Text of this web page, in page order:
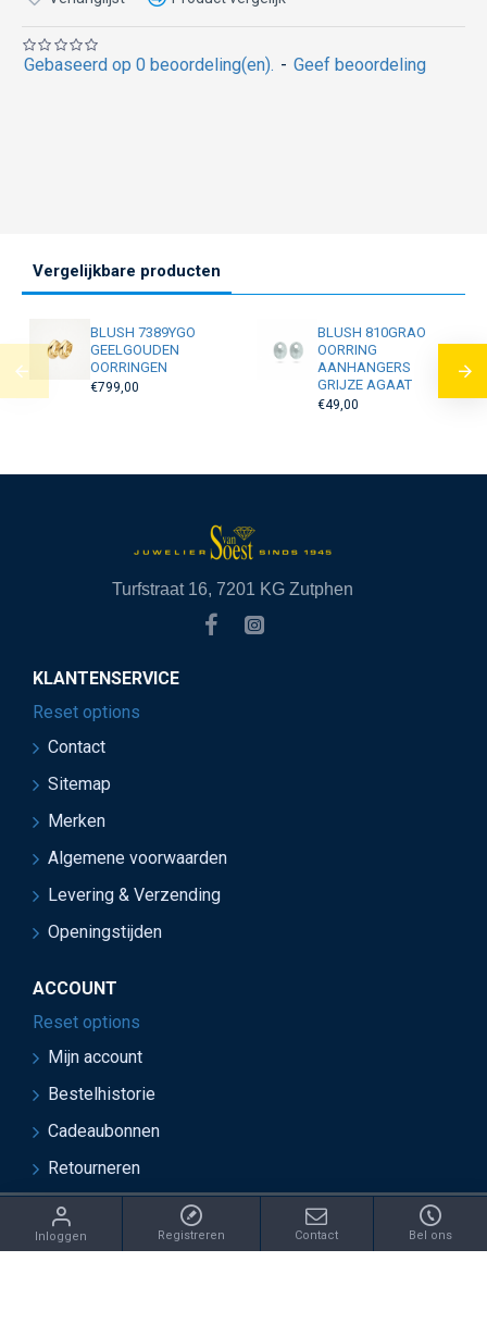
Gebaseerd op 0 beoordeling(en). - Geef beoordeling
Vergelijkbare producten
BLUSH 7389YGO
GEELGOUDEN
OORRINGEN
€799,00
BLUSH 810GRAO
OORRING
AANHANGERS
GRIJZE AGAAT
€49,00
Turfstraat 16, 7201 KG Zutphen
KLANTENSERVICE
Reset options
Contact
Sitemap
Merken
Algemene voorwaarden
Levering & Verzending
Openingstijden
ACCOUNT
Reset options
Mijn account
Bestelhistorie
Cadeaubonnen
Retourneren
2021 Juwelier van Soest - Ontwikkeld door OnlineBouwers
Inloggen Registreren Contact Bel ons